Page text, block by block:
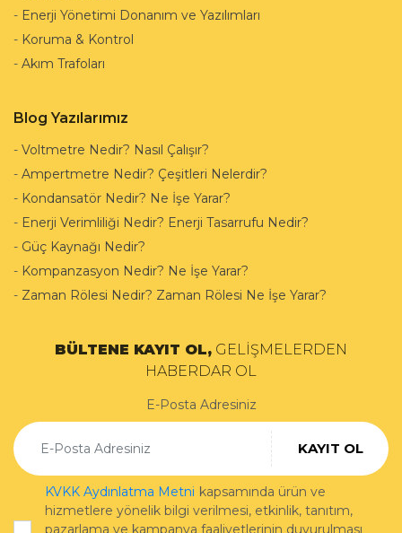
- Enerji Yönetimi Donanım ve Yazılımları
- Koruma & Kontrol
- Akım Trafoları
Blog Yazılarımız
- Voltmetre Nedir? Nasıl Çalışır?
- Ampertmetre Nedir? Çeşitleri Nelerdir?
- Kondansatör Nedir? Ne İşe Yarar?
- Enerji Verimliliği Nedir? Enerji Tasarrufu Nedir?
- Güç Kaynağı Nedir?
- Kompanzasyon Nedir? Ne İşe Yarar?
- Zaman Rölesi Nedir? Zaman Rölesi Ne İşe Yarar?
BÜLTENE KAYIT OL, GELİŞMELERDEN
HABERDAR OL
E-Posta Adresiniz
KAYIT OL
KVKK Aydınlatma Metni kapsamında ürün ve
hizmetlere yönelik bilgi verilmesi, etkinlik, tanıtım,
pazarlama ve kampanya faaliyetlerinin duyurulması